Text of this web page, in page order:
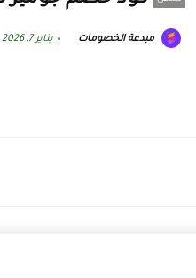
مبدعة الخصومات يناير 7, 2026